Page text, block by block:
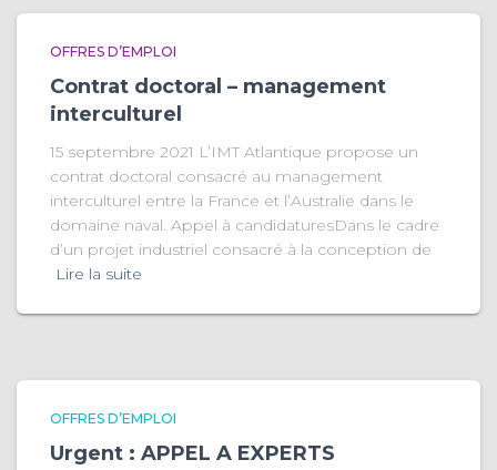
OFFRES D’EMPLOI
Contrat doctoral – management
interculturel
15 septembre 2021 L’IMT Atlantique propose un
contrat doctoral consacré au management
interculturel entre la France et l’Australie dans le
domaine naval. Appel à candidaturesDans le cadre
d’un projet industriel consacré à la conception de
Lire la suite
OFFRES D’EMPLOI
Urgent : APPEL A EXPERTS